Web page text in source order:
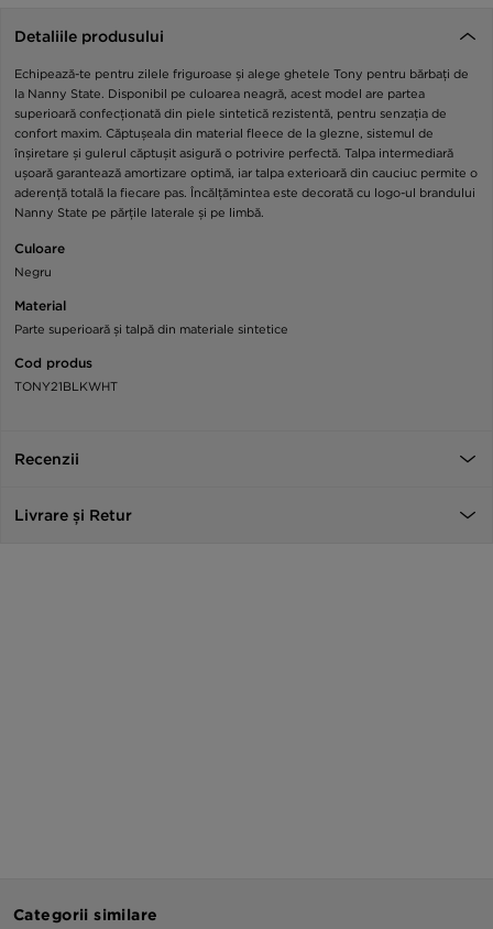
Detaliile produsului
Echipează-te pentru zilele friguroase și alege ghetele Tony pentru bărbați de
la Nanny State. Disponibil pe culoarea neagră, acest model are partea
superioară confecționată din piele sintetică rezistentă, pentru senzația de
confort maxim. Căptușeala din material fleece de la glezne, sistemul de
înșiretare și gulerul căptușit asigură o potrivire perfectă. Talpa intermediară
ușoară garantează amortizare optimă, iar talpa exterioară din cauciuc permite o
aderență totală la fiecare pas. Încălțămintea este decorată cu logo-ul brandului
Nanny State pe părțile laterale și pe limbă.
Culoare
Negru
Material
Parte superioară și talpă din materiale sintetice
Cod produs
TONY21BLKWHT
Recenzii
Livrare și Retur
Categorii similare